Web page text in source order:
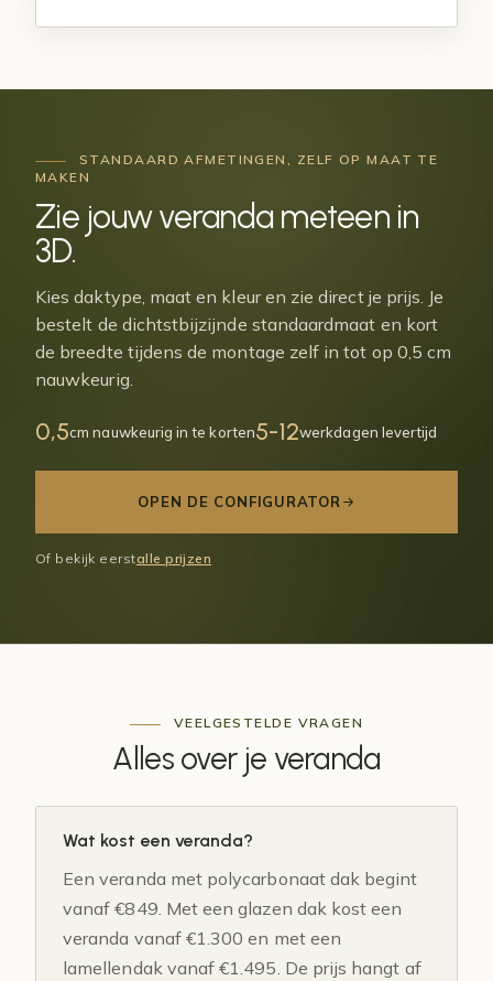
STANDAARD AFMETINGEN, ZELF OP MAAT TE
MAKEN
Zie jouw veranda meteen in
3D.
Kies daktype, maat en kleur en zie direct je prijs. Je
bestelt de dichtstbijzijnde standaardmaat en kort
de breedte tijdens de montage zelf in tot op 0,5 cm
nauwkeurig.
0,5cm nauwkeurig in te korten5-12werkdagen levertijd
OPEN DE CONFIGURATOR
Of bekijk eerstalle prijzen
VEELGESTELDE VRAGEN
Alles over je veranda
Wat kost een veranda?
Een veranda met polycarbonaat dak begint
vanaf €849. Met een glazen dak kost een
veranda vanaf €1.300 en met een
lamellendak vanaf €1.495. De prijs hangt af